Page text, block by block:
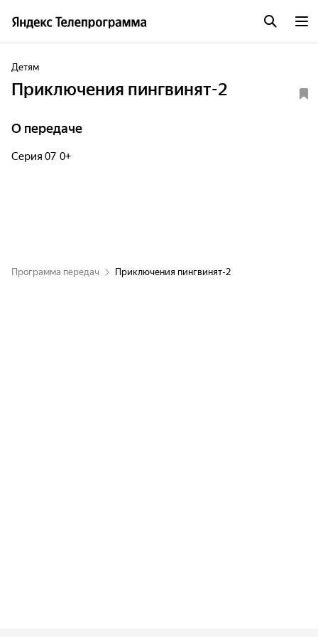
Детям
Приключения пингвинят-2
О передаче
Серия 07 0+
Программа передач Приключения пингвинят-2